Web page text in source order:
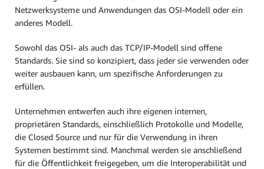
Netzwerksysteme und Anwendungen das OSI-Modell oder ein
anderes Modell.
Sowohl das OSI- als auch das TCP/IP-Modell sind offene
Standards. Sie sind so konzipiert, dass jeder sie verwenden oder
weiter ausbauen kann, um spezifische Anforderungen zu
erfüllen.
Unternehmen entwerfen auch ihre eigenen internen,
proprietären Standards, einschließlich Protokolle und Modelle,
die Closed Source und nur für die Verwendung in ihren
Systemen bestimmt sind. Manchmal werden sie anschließend
für die Öffentlichkeit freigegeben, um die Interoperabilität und